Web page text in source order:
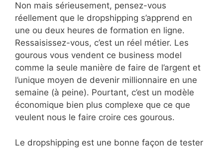
Non mais sérieusement, pensez-vous
réellement que le dropshipping s’apprend en
une ou deux heures de formation en ligne.
Ressaisissez-vous, c’est un réel métier. Les
gourous vous vendent ce business model
comme la seule manière de faire de l’argent et
l’unique moyen de devenir millionnaire en une
semaine (à peine). Pourtant, c’est un modèle
économique bien plus complexe que ce que
veulent nous le faire croire ces gourous.
Le dropshipping est une bonne façon de tester